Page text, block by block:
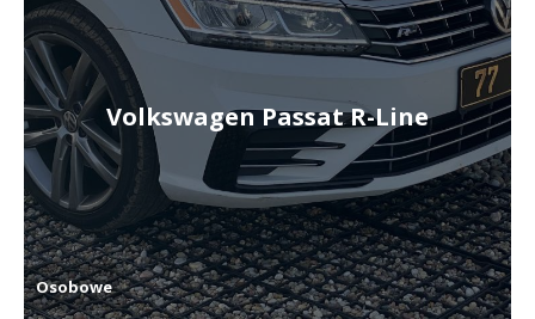
Volkswagen Passat R-Line
Osobowe